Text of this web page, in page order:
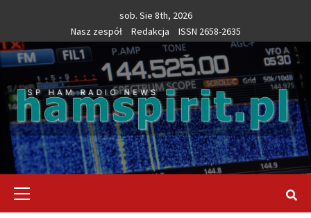
content
sob. Sie 8th, 2026
Nasz zespół
Redakcja ISSN 2658-2635